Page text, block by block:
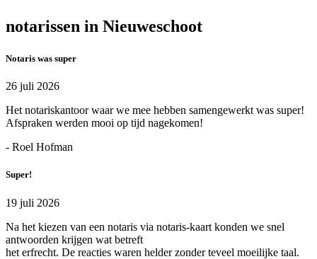
notarissen in Nieuweschoot
Notaris was super
26 juli 2026
Het notariskantoor waar we mee hebben samengewerkt was super!
Afspraken werden mooi op tijd nagekomen!
- Roel Hofman
Super!
19 juli 2026
Na het kiezen van een notaris via notaris-kaart konden we snel
antwoorden krijgen wat betreft
het erfrecht. De reacties waren helder zonder teveel moeilijke taal.